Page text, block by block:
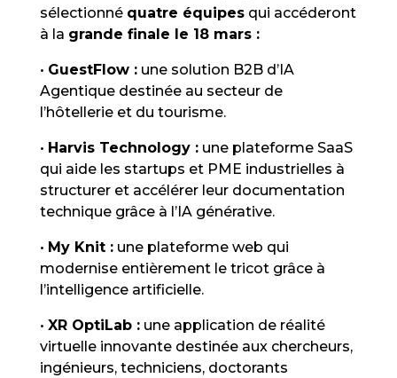
sélectionné quatre équipesqui accéderont
à la grande finale le 18 mars :
• GuestFlow :une solution B2B d’IA
Agentique destinée au secteur de
l’hôtellerie et du tourisme.
• Harvis Technology :une plateforme SaaS
qui aide les startups et PME industrielles à
structurer et accélérer leur documentation
technique grâce à l’IA générative.
• My Knit :une plateforme web qui
modernise entièrement le tricot grâce à
l’intelligence artificielle.
• XR OptiLab :une application de réalité
virtuelle innovante destinée aux chercheurs,
ingénieurs, techniciens, doctorants